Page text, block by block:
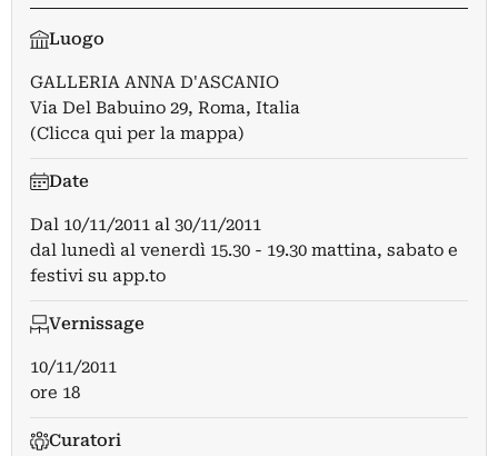
Luogo
GALLERIA ANNA D'ASCANIO
Via Del Babuino 29, Roma, Italia
(Clicca qui per la mappa)
Date
Dal 10/11/2011 al 30/11/2011
dal lunedì al venerdì 15.30 - 19.30 mattina, sabato e
festivi su app.to
Vernissage
10/11/2011
ore 18
Curatori